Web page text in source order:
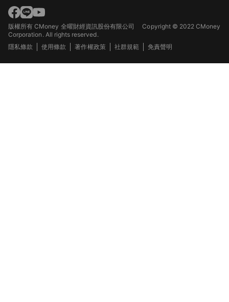
版權所有 CMoney 全曜財經資訊股份有限公司Copyright © 2022 CMoney
Corporation. All rights reserved.
隱私條款
使用條款 著作權政策 社群規範 免責聲明